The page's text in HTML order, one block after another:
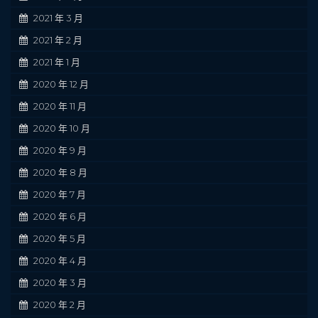
2021 年 3 月
2021 年 2 月
2021 年 1 月
2020 年 12 月
2020 年 11 月
2020 年 10 月
2020 年 9 月
2020 年 8 月
2020 年 7 月
2020 年 6 月
2020 年 5 月
2020 年 4 月
2020 年 3 月
2020 年 2 月